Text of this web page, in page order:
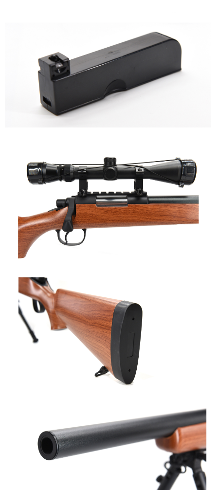
penggunaan perkhidmatan. Sila rujuk kepada "Penyata Pengumpulan
Data Peribadi, Pemprosesan, Penggunaan"
(https://aftee.tw/privacypolicy/ ) untuk maklumat lanjut.
Jumlah yang diperakui untuk pengguna kali pertama yang lulus
kelulusan boleh sehingga NT$10,000. Jika pengguna tidak membuat
pembayaran dalam tempoh tersebut, yuran pembayaran lewat sebanyak
20% setahun akan dikenakan. Pengguna bawah umur dikehendaki
mendapatkan kebenaran daripada ibu bapa atau penjaga yang sah
untuk menggunakan AFTEE.
peribadi yang disenaraikan seperti di atas akan dikumpul dan digunakan
oleh AFTEE, sila jangan gunakan perkhidmatan ini.